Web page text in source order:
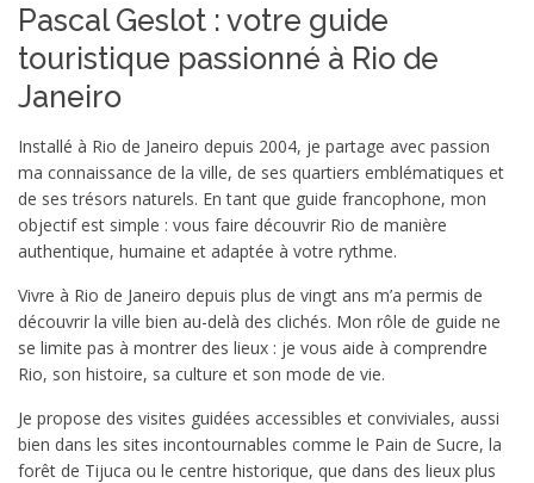
Pascal Geslot : votre guide
touristique passionné à Rio de
Janeiro
Installé à Rio de Janeiro depuis 2004, je partage avec passion
ma connaissance de la ville, de ses quartiers emblématiques et
de ses trésors naturels. En tant que guide francophone, mon
objectif est simple : vous faire découvrir Rio de manière
authentique, humaine et adaptée à votre rythme.
Vivre à Rio de Janeiro depuis plus de vingt ans m’a permis de
découvrir la ville bien au-delà des clichés. Mon rôle de guide ne
se limite pas à montrer des lieux : je vous aide à comprendre
Rio, son histoire, sa culture et son mode de vie.
Je propose des visites guidées accessibles et conviviales, aussi
bien dans les sites incontournables comme le Pain de Sucre, la
forêt de Tijuca ou le centre historique, que dans des lieux plus